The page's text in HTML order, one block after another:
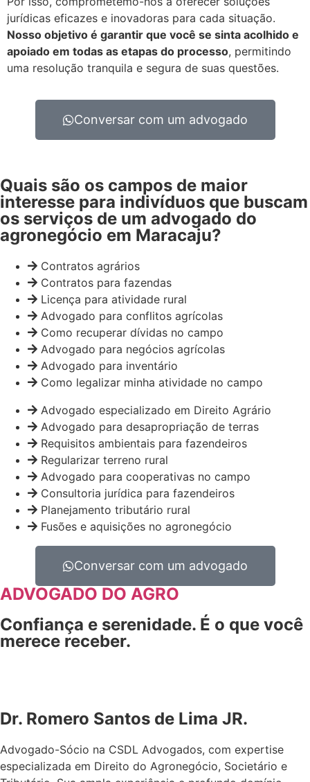
jurídicas eficazes e inovadoras para cada situação.
Nosso objetivo é garantir que você se sinta acolhido e
apoiado em todas as etapas do processo, permitindo
uma resolução tranquila e segura de suas questões.
Conversar com um advogado
Quais são os campos de maior
interesse para indivíduos que buscam
os serviços de um advogado do
agronegócio em Maracaju?
Contratos agrários
Contratos para fazendas
Licença para atividade rural
Advogado para conflitos agrícolas
Como recuperar dívidas no campo
Advogado para negócios agrícolas
Advogado para inventário
Como legalizar minha atividade no campo
Advogado especializado em Direito Agrário
Advogado para desapropriação de terras
Requisitos ambientais para fazendeiros
Regularizar terreno rural
Advogado para cooperativas no campo
Consultoria jurídica para fazendeiros
Planejamento tributário rural
Fusões e aquisições no agronegócio
Conversar com um advogado
ADVOGADO DO AGRO
Confiança e serenidade. É o que você
merece receber.
Dr. Romero Santos de Lima JR.
Advogado-Sócio na CSDL Advogados, com expertise
especializada em Direito do Agronegócio, Societário e